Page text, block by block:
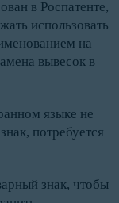
в Роспатенте,
использовать
на
вывесок в
языке не
потребуется
знак, чтобы